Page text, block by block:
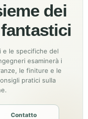
dei
e le specifiche del
esaminerà i
le finiture e le
pratici sulla
Contatto